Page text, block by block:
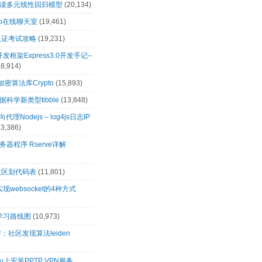
多元线性回归模型 (20,134)
在线聊天室 (19,461)
考试攻略 (19,231)
发框架Express3.0开发手记–
密算法库Crypto (15,893)
科学新类型tibble (13,848)
代理Nodejs – log4js日志IP
器程序 Rserve详解
划代码表 (11,801)
现websocket的4种方式
习路线图 (10,973)
社区发现算法leiden